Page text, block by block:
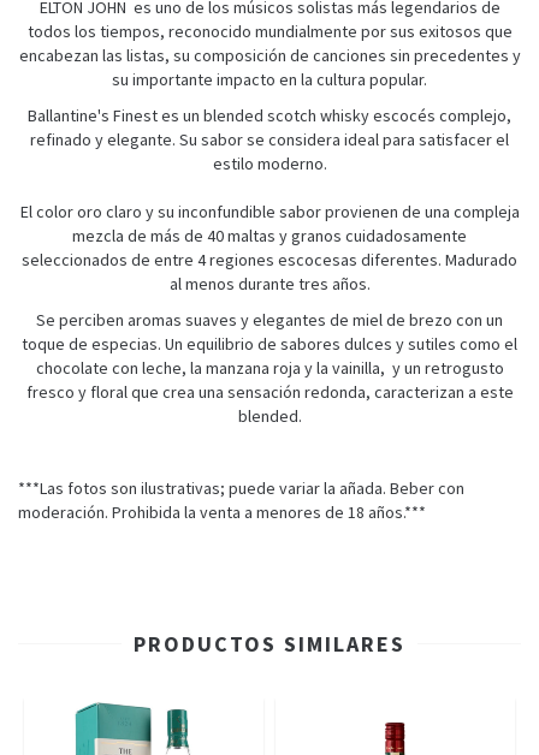
ELTON JOHN es uno de los músicos solistas más legendarios de
todos los tiempos, reconocido mundialmente por sus exitosos que
encabezan las listas, su composición de canciones sin precedentes y
su importante impacto en la cultura popular.
Ballantine's Finest es un blended scotch whisky escocés complejo,
refinado y elegante. Su sabor se considera ideal para satisfacer el
estilo moderno.
El color oro claro y su inconfundible sabor provienen de una compleja
mezcla de más de 40 maltas y granos cuidadosamente
seleccionados de entre 4 regiones escocesas diferentes. Madurado
al menos durante tres años.
Se perciben aromas suaves y elegantes de miel de brezo con un
toque de especias. Un equilibrio de sabores dulces y sutiles como el
chocolate con leche, la manzana roja y la vainilla, y un retrogusto
fresco y floral que crea una sensación redonda, caracterizan a este
blended.
***Las fotos son ilustrativas; puede variar la añada. Beber con
moderación. Prohibida la venta a menores de 18 años.***
PRODUCTOS SIMILARES